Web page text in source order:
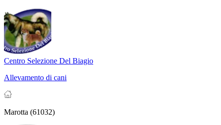
Centro Selezione Del Biagio
Allevamento di cani
Marotta (61032)